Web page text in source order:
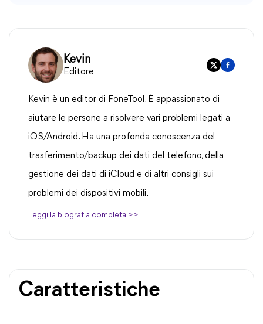
Kevin
Editore
Kevin è un editor di FoneTool. È appassionato di
aiutare le persone a risolvere vari problemi legati a
iOS/Android. Ha una profonda conoscenza del
trasferimento/backup dei dati del telefono, della
gestione dei dati di iCloud e di altri consigli sui
problemi dei dispositivi mobili.
Leggi la biografia completa >>
Caratteristiche